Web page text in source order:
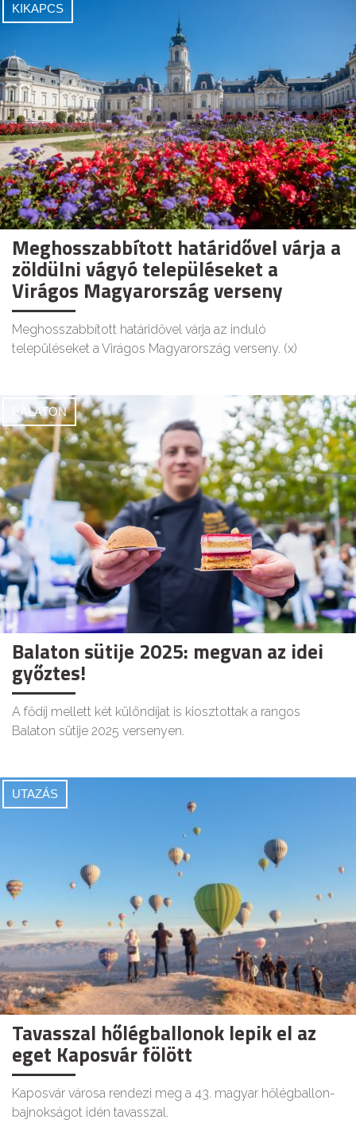
KIKAPCS
Meghosszabbított határidővel várja a
zöldülni vágyó településeket a
Virágos Magyarország verseny
Meghosszabbított határidővel várja az induló
településeket a Virágos Magyarország verseny. (x)
BALATON
Balaton sütije 2025: megvan az idei
győztes!
A fődíj mellett két különdíjat is kiosztottak a rangos
Balaton sütije 2025 versenyen.
UTAZÁS
Tavasszal hőlégballonok lepik el az
eget Kaposvár fölött
Kaposvár városa rendezi meg a 43. magyar hőlégballon-
bajnokságot idén tavasszal.